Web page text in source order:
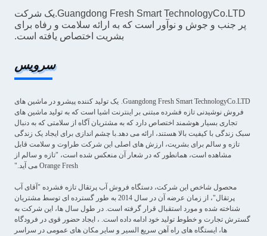
Guangdong Fresh Smart TechnologyCo.LTD.یک شرکت
پر جنب و جوش و نوآور است که به ارائه سلامت و رفاه برای
بشریت اختصاص یافته است.
سرویس
Guangdong Fresh Smart TechnologyCo.LTD. یک تولید کننده پیشرو در ماشین های
فروش نوشیدنی تازه فشرده مبتنی بر اینترنت اشیا است که به تولید ماشین های
تجاری بسیار هوشمند اختصاص دارد که به مشتریان آگاه از سلامتی که به دنبال
سبک زندگی با کیفیت بالا هستند، ارائه می دهد.با چشم اندازی برای ایجاد یک زندگی
تازه و سالم برای بشریت، ارزش های اصلی این شرکت طراوت و سلامت قابل
مشاهده است، همانطور که در شعار آن منعکس شده است، "تازه و سالم از
Orange Fresh می آید."
محصول شاخص این شرکت، دستگاه فروش آب پرتقال تازه فشرده "آقای آب
پرتقال"، از زمان عرضه آن در سال 2014 به طور گسترده ای توسط مشتریان
شناخته شده و مورد استقبال قرار گرفته است. در طول سال ها، این شرکت به
گسترش تجارت و خطوط تولید خود ادامه داده است. ، ایجاد حضور قوی در فرودگاه
ها، ایستگاه های راه آهن سریع السیر و سایر مکان های عمومی در سراسر